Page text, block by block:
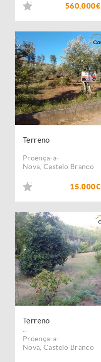
560.000€
Terreno
Proença-a-
Nova ,Castelo Branco
15.000€
Terreno
Proença-a-
Nova ,Castelo Branco